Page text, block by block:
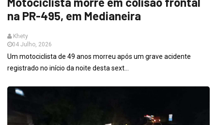
na PR-495, em Medianeira
Khety
04 Julho, 2026
Um motociclista de 49 anos morreu após um grave acidente
registrado no início da noite desta sext...